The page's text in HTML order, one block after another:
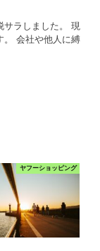
サラしました。 現
。 会社や他人に縛
ヤフーショッピング